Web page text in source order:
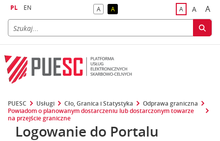
PL EN Akontrast domyślny
Akontrast żółty tekst na czarnym tle
Adomyślna
A A
PUESC Usługi Cło, Granica i Statystyka
Odprawa graniczna
Powiadom o planowanym dostarczeniu lub dostarczonym towarze
na przejście graniczne
Logowanie do Portalu